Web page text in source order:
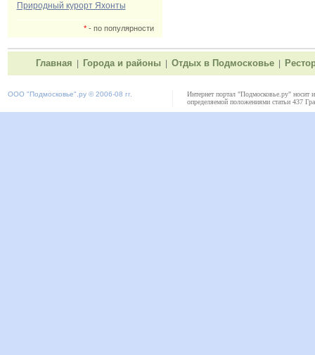
Природный курорт Яхонты
*- по популярности
Главная Города и районы Отдых в Подмосковье
ООО "Подмосковье" .ру © 2006-08 гг.
Интернет портал "Подмосковье.ру" носит
определяемой положениями статьи 437